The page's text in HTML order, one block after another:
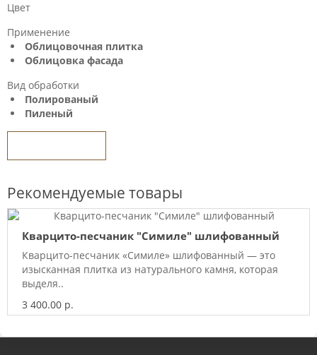
Цвет
Применение
Облицовочная плитка
Облицовка фасада
Вид обработки
Полированый
Пиленый
Рекомендуемые товары
Кварцито-песчаник "Симиле" шлифованный
Кварцито-песчаник «Симиле» шлифованный — это
изысканная плитка из натурального камня, которая
выделя..
3 400.00 р.